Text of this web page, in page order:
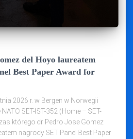
del Hoyo laureatem
Best Paper Award for
2026 r. w Bergen w Norwegii
SET-IST-352 (Home – SET-
którego dr Pedro Jose Gomez
nagrody SET Panel Best Paper